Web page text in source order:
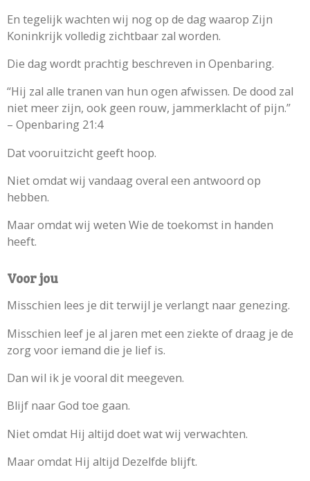
En tegelijk wachten wij nog op de dag waarop Zijn
Koninkrijk volledig zichtbaar zal worden.
Die dag wordt prachtig beschreven in Openbaring.
“Hij zal alle tranen van hun ogen afwissen. De dood zal
niet meer zijn, ook geen rouw, jammerklacht of pijn.”
– Openbaring 21:4
Dat vooruitzicht geeft hoop.
Niet omdat wij vandaag overal een antwoord op
hebben.
Maar omdat wij weten Wie de toekomst in handen
heeft.
Voor jou
Misschien lees je dit terwijl je verlangt naar genezing.
Misschien leef je al jaren met een ziekte of draag je de
zorg voor iemand die je lief is.
Dan wil ik je vooral dit meegeven.
Blijf naar God toe gaan.
Niet omdat Hij altijd doet wat wij verwachten.
Maar omdat Hij altijd Dezelfde blijft.